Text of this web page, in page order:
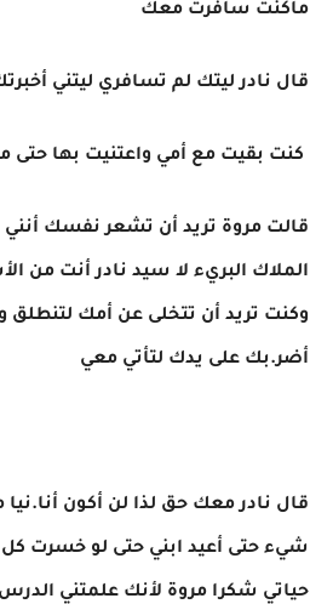
ماكنت سافرت معك
قال نادر ليتك لم تسافري ليتني
كنت بقيت مع أمي واعتنيت بها
قالت مروة تريد أن تشعر نفسك
الملاك البريء لا سيد نادر أنت من
وكنت تريد أن تتخلى عن أمك لتنطلق
أضر.بك على يدك لتأتي معي
قال نادر معك حق لذا لن أكون
شيء حتى أعيد ابني حتى لو خسرت
حياتي شكرا مروة لأنك علمتني